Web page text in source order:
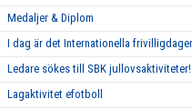
Medaljer & Diplom
I dag är det Internationella
Ledare sökes till SBK jullovsaktiviteter!
Lagaktivitet efotboll